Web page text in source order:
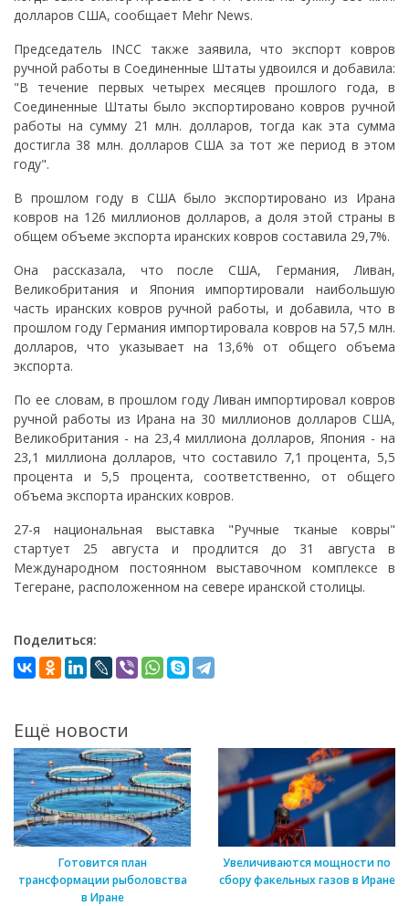
долларов США, сообщает Mehr News.
Председатель INCC также заявила, что экспорт ковров
ручной работы в Соединенные Штаты удвоился и добавила:
"В течение первых четырех месяцев прошлого года, в
Соединенные Штаты было экспортировано ковров ручной
работы на сумму 21 млн. долларов, тогда как эта сумма
достигла 38 млн. долларов США за тот же период в этом
году".
В прошлом году в США было экспортировано из Ирана
ковров на 126 миллионов долларов, а доля этой страны в
общем объеме экспорта иранских ковров составила 29,7%.
Она рассказала, что после США, Германия, Ливан,
Великобритания и Япония импортировали наибольшую
часть иранских ковров ручной работы, и добавила, что в
прошлом году Германия импортировала ковров на 57,5 ​​млн.
долларов, что указывает на 13,6% от общего объема
экспорта.
По ее словам, в прошлом году Ливан импортировал ковров
ручной работы из Ирана на 30 миллионов долларов США,
Великобритания - на 23,4 миллиона долларов, Япония - на
23,1 миллиона долларов, что составило 7,1 процента, 5,5
процента и 5,5 процента, соответственно, от общего
объема экспорта иранских ковров.
27-я национальная выставка "Ручные тканые ковры"
стартует 25 августа и продлится до 31 августа в
Международном постоянном выставочном комплексе в
Тегеране, расположенном на севере иранской столицы.
Поделиться:
Ещё новости
Готовится план
трансформации рыболовства
в Иране
Увеличиваются мощности по
сбору факельных газов в Иране